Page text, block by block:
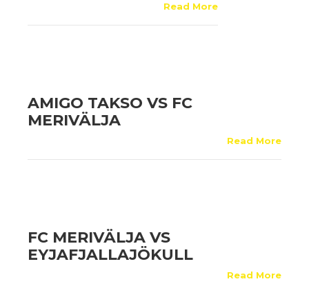
Read More
AMIGO TAKSO VS FC
MERIVÄLJA
Read More
FC MERIVÄLJA VS
EYJAFJALLAJÖKULL
Read More